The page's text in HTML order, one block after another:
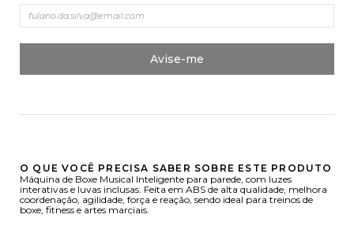
Avise-me
O QUE VOCÊ PRECISA SABER SOBRE ESTE PRODUTO
Máquina de Boxe Musical Inteligente para parede, com luzes
interativas e luvas inclusas. Feita em ABS de alta qualidade, melhora
coordenação, agilidade, força e reação, sendo ideal para treinos de
boxe, fitness e artes marciais.